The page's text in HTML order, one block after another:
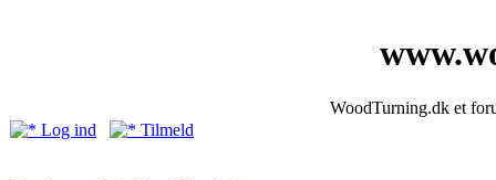
WoodTurning.dk et
Log ind
Tilmeld